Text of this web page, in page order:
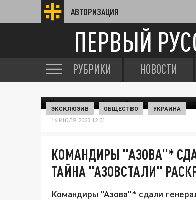
АВТОРИЗАЦИЯ
ПЕРВЫЙ
РУБРИКИ НОВОСТИ
ЭКСКЛЮЗИВ ОБЩЕСТВО УКРАИНА
16 ИЮЛЯ 2023 12:01
КОМАНДИРЫ "АЗОВА"*
ТАЙНА "АЗОВСТАЛИ"
Командиры "Азова"* сдали